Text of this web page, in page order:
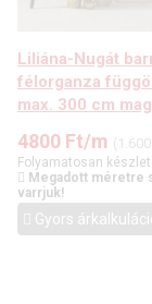
Liliána-Nugát
félorganza
max. 300 cm
4800 Ft/m
Folyamatosan
Megadott méretre
varrjuk!
Gyors